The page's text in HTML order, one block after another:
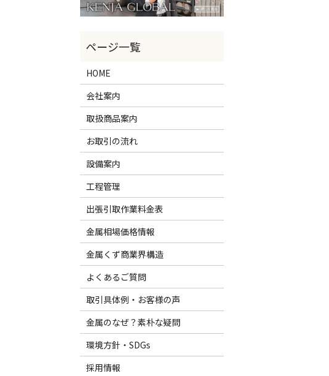
HOME
会社案内
取扱商品案内
お取引の流れ
設備案内
工程管理
出張引取作業料金表
金属相場価格情報
金属くず商業界構造
よくあるご質問
取引具体例・お客様の声
金属のなぜ？素朴な疑問
環境方針・SDGs
採用情報